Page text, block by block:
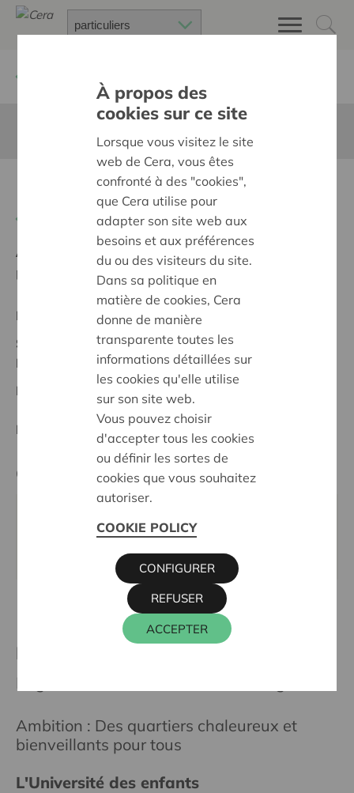
Fruitbos Gierle
Ambition:
Des quartiers chaleureux et bienveillants
pour tous
Projet régional
Statut:
Herentals - Heist o/d Berg
Date de décision:
12/10/2026
Décision: En demande
Cera contact
KRIS DEBRUYNE
016 27 96 74
kris.debruyne@cera.coop
Plus de projets soutenus
Ambition : Des quartiers chaleureux et
bienveillants pour tous
L'Université des enfants
À propos des
cookies sur ce site
Lorsque vous visitez le site
web de Cera, vous êtes
confronté à des "cookies",
que Cera utilise pour
adapter son site web aux
besoins et aux préférences
du ou des visiteurs du site.
Dans sa politique en
matière de cookies, Cera
donne de manière
transparente toutes les
informations détaillées sur
les cookies qu'elle utilise
sur son site web.
Vous pouvez choisir
d'accepter tous les cookies
ou définir les sortes de
cookies que vous souhaitez
autoriser.
COOKIE POLICY
ACCEPTER
REFUSER
CONFIGURER